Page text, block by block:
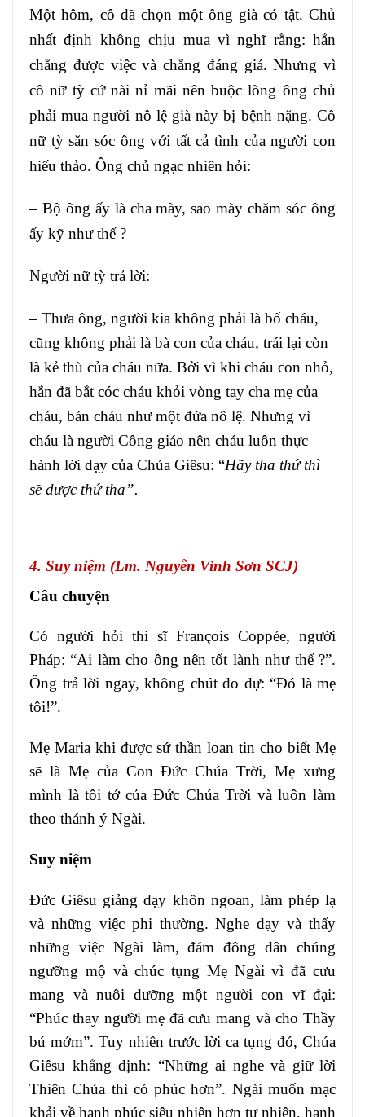
Một hôm, cô đã chọn một ông già có tật. Chủ
nhất định không chịu mua vì nghĩ rằng: hắn
chẳng được việc và chẳng đáng giá. Nhưng vì
cô nữ tỳ cứ nài nỉ mãi nên buộc lòng ông chủ
phải mua người nô lệ già này bị bệnh nặng. Cô
nữ tỳ săn sóc ông với tất cả tình của người con
hiếu thảo. Ông chủ ngạc nhiên hỏi:
– Bộ ông ấy là cha mày, sao mày chăm sóc ông
ấy kỹ như thế ?
Người nữ tỳ trả lời:
– Thưa ông, người kia không phải là bố cháu,
cũng không phải là bà con của cháu, trái lại còn
là kẻ thù của cháu nữa. Bởi vì khi cháu con nhỏ,
hắn đã bắt cóc cháu khỏi vòng tay cha mẹ của
cháu, bán cháu như một đứa nô lệ. Nhưng vì
cháu là người Công giáo nên cháu luôn thực
hành lời dạy của Chúa Giêsu: “Hãy tha thứ thì
sẽ được thứ tha”.
4. Suy niệm (Lm. Nguyễn Vinh Sơn SCJ)
Câu chuyện
Có người hỏi thi sĩ François Coppée, người
Pháp: “Ai làm cho ông nên tốt lành như thế ?”.
Ông trả lời ngay, không chút do dự: “Đó là mẹ
tôi!”.
Mẹ Maria khi được sứ thần loan tin cho biết Mẹ
sẽ là Mẹ của Con Đức Chúa Trời, Mẹ xưng
mình là tôi tớ của Đức Chúa Trời và luôn làm
theo thánh ý Ngài.
Suy niệm
Ðức Giêsu giảng dạy khôn ngoan, làm phép lạ
và những việc phi thường. Nghe dạy và thấy
những việc Ngài làm, đám đông dân chúng
ngưỡng mộ và chúc tụng Mẹ Ngài vì đã cưu
mang và nuôi dưỡng một người con vĩ đại:
“Phúc thay người mẹ đã cưu mang và cho Thầy
bú mớm”. Tuy nhiên trước lời ca tụng đó, Chúa
Giêsu khẳng định: “Những ai nghe và giữ lời
Thiên Chúa thì có phúc hơn”. Ngài muốn mạc
khải về hạnh phúc siêu nhiên hơn tự nhiên, hạnh